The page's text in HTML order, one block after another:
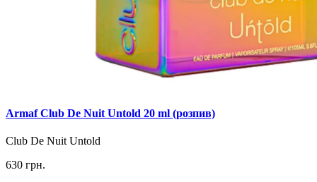
Armaf Club De Nuit Untold 20 ml (розпив)
Club De Nuit Untold
630 грн.